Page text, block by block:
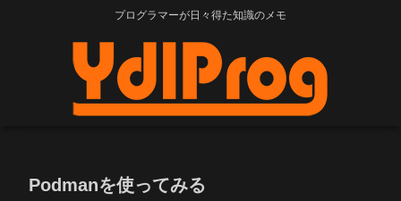
プログラマーが日々得た知識のメモ
Podmanを使ってみる